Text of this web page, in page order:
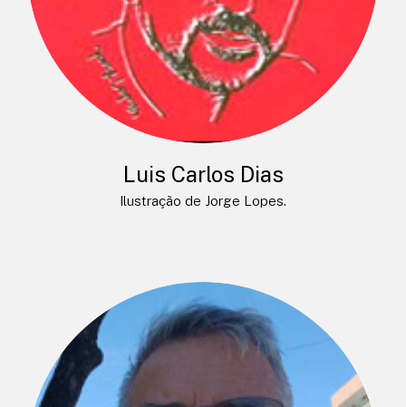
Luis Carlos Dias
Ilustração de Jorge Lopes.